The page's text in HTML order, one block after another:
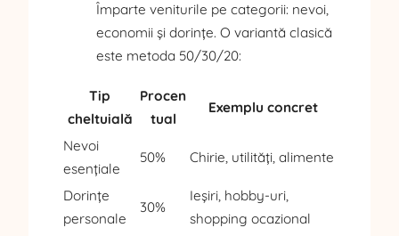
Împarte veniturile pe categorii: nevoi,
economii și dorințe. O variantă clasică
este metoda 50/30/20:
Tip
cheltuială
Procen
tual
Exemplu concret
Nevoi
esențiale
50% Chirie, utilități, alimente
Dorințe
personale
30%
Ieșiri, hobby-uri,
shopping ocazional